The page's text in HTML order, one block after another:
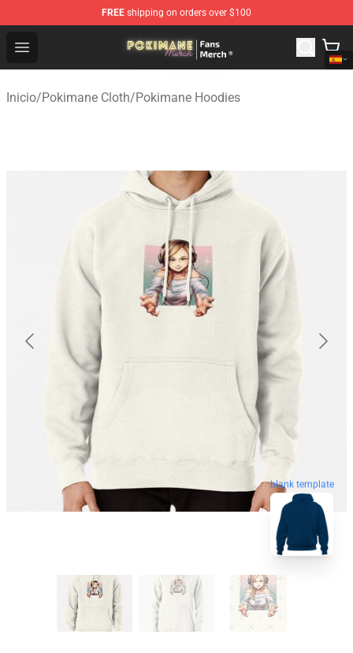
FREE shipping on orders over $100
Open menu
Pokimane Store - Official Pokimane Merchandise Shop
Inicio/Pokimane Cloth/Pokimane Hoodies
blank template